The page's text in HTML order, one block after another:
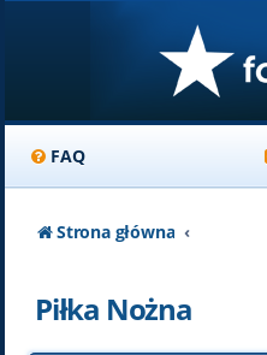
FAQ
Strona główna
Piłka Nożna